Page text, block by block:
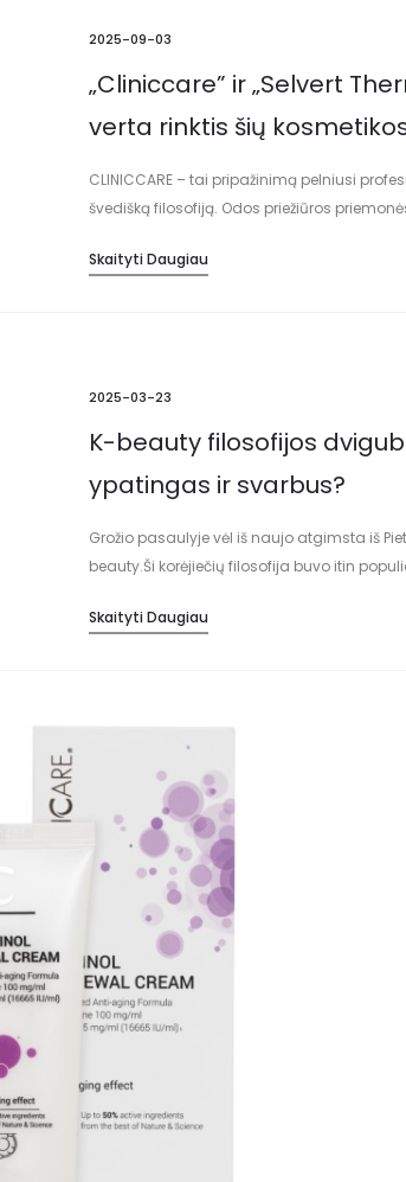
2025-09-03
„Cliniccare” ir „Selvert
verta rinktis šių
CLINICCARE – tai pripažinimą pelniusi
švedišką filosofiją. Odos priežiūros
Skaityti Daugiau
2025-03-23
K-beauty filosofijos
ypatingas ir svarbus?
Grožio pasaulyje vėl iš naujo atgimsta iš
beauty.Ši korėjiečių filosofija buvo itin
Skaityti Daugiau